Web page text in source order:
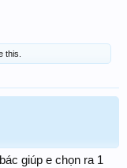
this.
giúp e chọn ra 1